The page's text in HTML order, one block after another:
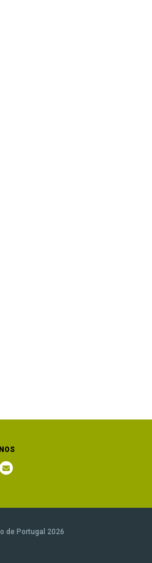
de Portugal 2026